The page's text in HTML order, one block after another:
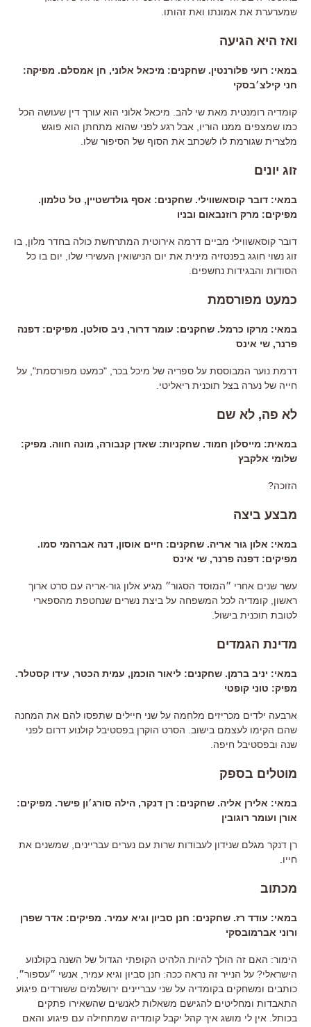
שמערערת את אמונתו ואת זהותו.
ואז היא הגיעה
במאי: רועי פלורנטין. שחקנים: מיכאל אלוני, חן אמסלם. מפיקה:
חני קילצ׳בסקי
קומדיה רומנטית מאת שי להב. מיכאל אלוני הוא עורך דין שעושה הכל
כמו שמצפים ממנו הוריו, אבל רגע לפני שהוא מתחתן הוא פוגש
מלצרית שגורמת לו לשכתב את הסוף של הסיפור שלו.
זוג יונים
במאי: דובר קוסאשווילי. שחקנים: אסף גולדשטיין, טל טלמון.
מפיקים: מרק רוזנבאום ובניו
דובר קוסאשווילי מביים דרמה אירוטית המתרחשת כולה בחדר מלון, בו
זוג נשוי חוגג בפנטזיה מינית את יום הנישואין העשירי שלו, יום בו כל
הסודות והבגידות נחשפים.
כמעט מפורסמת
במאי: מרקו כרמל. שחקנים: עומר דרור, ניב סולטן. מפיקים: דפנה
פרנר, שי אינס
דרמת נוער המבוססת על ספריה של מיכל בכר, "כמעט מפורסמת", על
חייה של נערה בצל תוכנית ריאליטי.
לא פה, לא שם
במאית: מייסלון חמוד. שחקניות: שאדן קנבורה, מונה חווה. מפיק:
שלומי אלקבץ
הזוכה?
מבצע ביצה
במאי: אלון גור אריה. שחקנים: חיים אוסון, דנה אברהמי סמו.
מפיקים: דפנה פרנר, שי אינס
עשר שנים אחרי ״המוסד הסגור״ מגיע אלון גור-אריה עם סרט ארוך
ראשון, קומדיה לכל המשפחה על ביצת נשרים שנחטפת מהספארי
לטובת תוכנית בישול.
מדינת הגמדים
במאי: יניב ברמן. שחקנים: ליאור הוכמן, עמית הכטר, עידו קסטלר.
מפיק: טוני קופטי
ארבעה ילדים מכריזים מלחמה על שני חיילים שתפסו להם את המחנה
שהם הקימו לעצמם בישוב. הסרט הוקרן בפסטיבל קולנוע דרום לפני
שנה ובפסטיבל חיפה.
מוטלים בספק
במאי: אלירן אליה. שחקנים: רן דנקר, הילה סורג׳ון פישר. מפיקים:
אורן ועומר רוגובין
רן דנקר מגלם שנידון לעבודות שרות עם נערים עבריינים, שמשנים את
חייו.
מכתוב
במאי: עודד רז. שחקנים: חנן סביון וגיא עמיר. מפיקים: אדר שפרן
ורוני אברמובסקי
הימור: האם זה הולך להיות הלהיט הקופתי הגדול של השנה בקולנוע
הישראלי? על הנייר זה נראה ככה: חנן סביון וגיא עמיר, אנשי ״עספור״,
כותבים ומשחקים בקומדיה על שני עבריינים ירושלמים ששורדים פיגוע
התאבדות ומחליטים להגישם משאלות לאנשים שהשאירו פתקים
בכותל. אין לי מושג איך קהל יקבל קומדיה שמתחילה עם פיגוע והאם